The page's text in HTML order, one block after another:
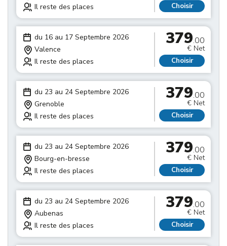
Il reste des places
Choisir
du 16 au 17 Septembre 2026
Valence
Il reste des places
379.00
€ Net
Choisir
du 23 au 24 Septembre 2026
Grenoble
Il reste des places
379.00
€ Net
Choisir
du 23 au 24 Septembre 2026
Bourg-en-bresse
Il reste des places
379.00
€ Net
Choisir
du 23 au 24 Septembre 2026
Aubenas
Il reste des places
379.00
€ Net
Choisir